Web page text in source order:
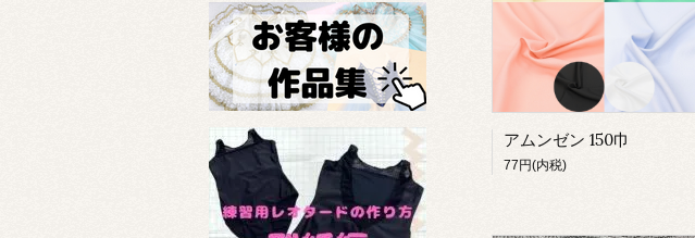
アムンゼン 150巾
77円(内税)